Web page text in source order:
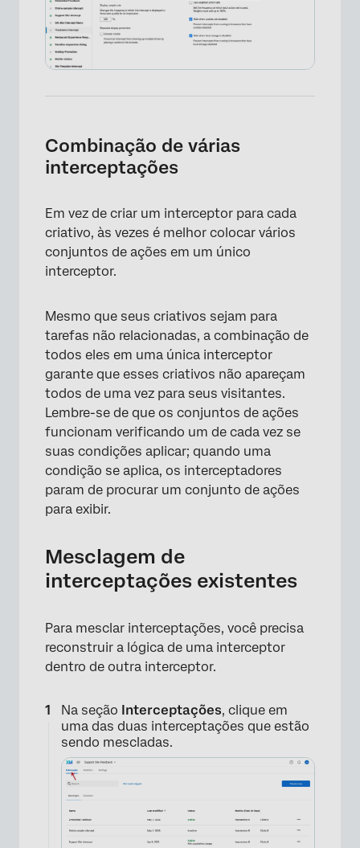
×
Combinação de várias
interceptações
Em vez de criar um interceptor para cada
criativo, às vezes é melhor colocar vários
conjuntos de ações em um único
interceptor.
Mesmo que seus criativos sejam para
tarefas não relacionadas, a combinação de
todos eles em uma única interceptor
garante que esses criativos não apareçam
todos de uma vez para seus visitantes.
Lembre-se de que os conjuntos de ações
funcionam verificando um de cada vez se
suas condições aplicar; quando uma
condição se aplica, os interceptadores
param de procurar um conjunto de ações
para exibir.
Mesclagem de
interceptações existentes
Para mesclar interceptações, você precisa
reconstruir a lógica de uma interceptor
dentro de outra interceptor.
Na seção Interceptações, clique em
uma das duas interceptações que estão
sendo mescladas.